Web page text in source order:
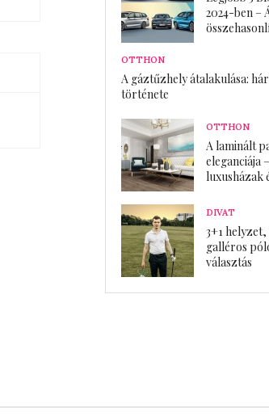
2024-ben –
OTTHON
A gáztűzhely átalakulása:
története
OTTHON
A laminált
eleganciája
luxusházak
DIVAT
3+1
galléros
választás